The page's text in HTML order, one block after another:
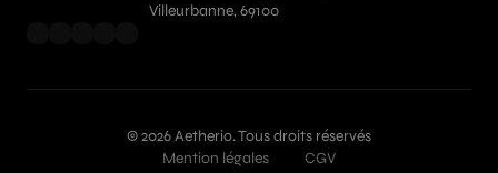
Villeurbanne, 69100
© 2026 Aetherio. Tous droits réservés
Mention légales
CGV